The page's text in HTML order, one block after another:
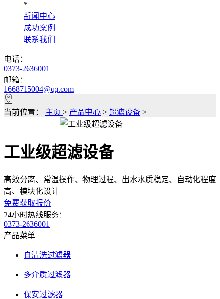
*
新闻中心
成功案例
联系我们
电话：
0373-2636001
邮箱：
1668715004@qq.com
当前位置： 主页 > 产品中心 > 超滤设备 >
工业级超滤设备
高效分离、常温操作、物理过程、出水水质稳定、自动化程度
高、模块化设计
免费获取报价
24小时热线服务：
0373-2636001
产品菜单
自清洗过滤器
多介质过滤器
保安过滤器